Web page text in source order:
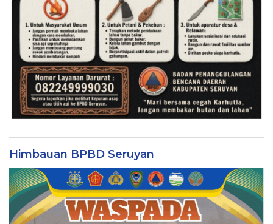
Himbauan BPBD Seruyan